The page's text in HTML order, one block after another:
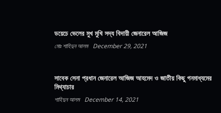
ডয়েচে ভেলের মুখ মুখি সদ্য বিদায়ী জেনারেল আজিজ
মোঃ শাহিদুন আলম December 29, 2021
সাবেক সেনা প্রধান জেনারেল আজিজ আহমেদ ও জাতীয় কিছু গনমাধ্যমের
মিথ্যাচার
শাহিদুন আলম December 14, 2021